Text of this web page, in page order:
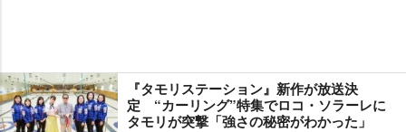
『タモリステーション』新作が放送決
定 “カーリング”特集でロコ・ソラーレに
タモリが突撃「強さの秘密がわかった」